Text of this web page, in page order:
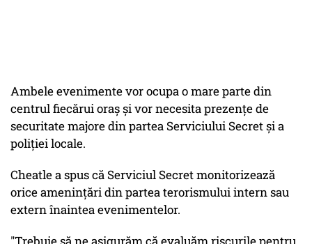
Ambele evenimente vor ocupa o mare parte din
centrul fiecărui oraș și vor necesita prezențe de
securitate majore din partea Serviciului Secret și a
poliției locale.
Cheatle a spus că Serviciul Secret monitorizează
orice amenințări din partea terorismului intern sau
extern înaintea evenimentelor.